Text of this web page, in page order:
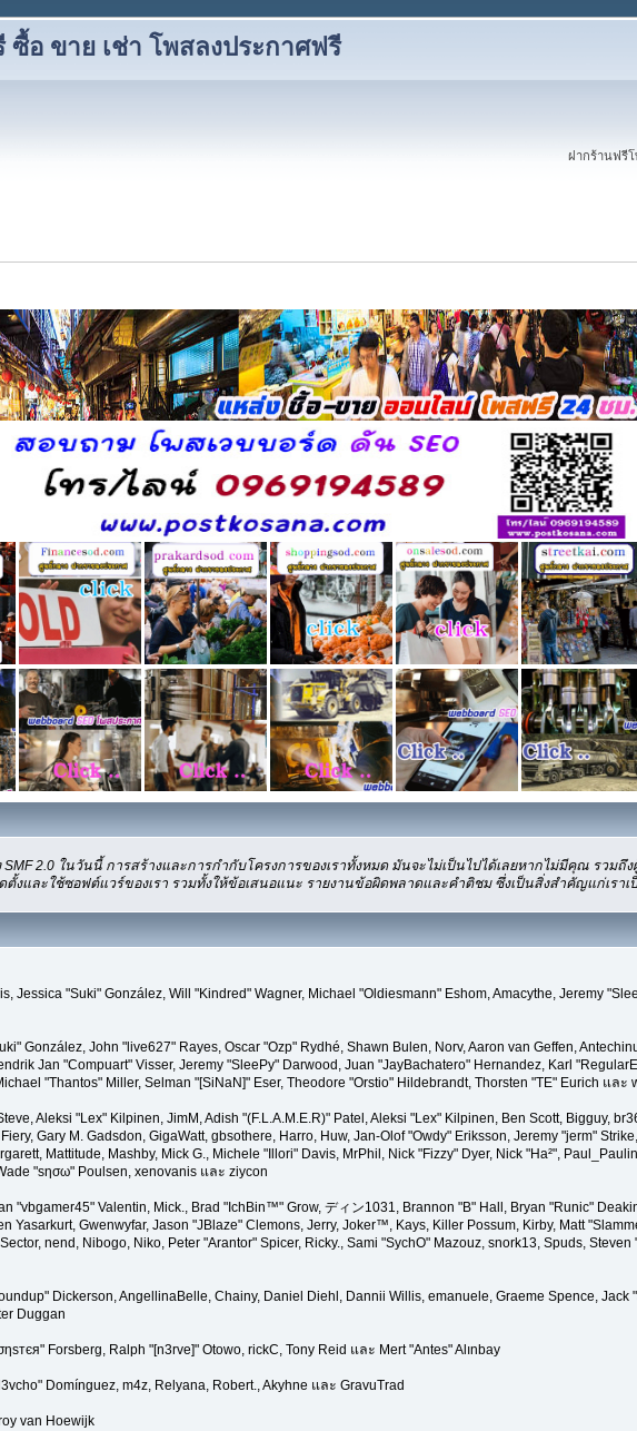
อ ขาย เช่า โพสลงประกาศฟรี
ฝากร้านฟรีโ
2.0 ในวันนี้ การสร้างและการกำกับโครงการของเราทั้งหมด มันจะไม่เป็นไปได้เลยหากไม่มีคุณ รวมถึง
ตั้งและใช้ซอฟต์แวร์ของเรา รวมทั้งให้ข้อเสนอแนะ รายงานข้อผิดพลาดและคำติชม ซึ่งเป็นสิ่งสำคัญแก่เราเ
Jessica "Suki" González, Will "Kindred" Wagner, Michael "Oldiesmann" Eshom, Amacythe, Jeremy
González, John "live627" Rayes, Oscar "Ozp" Rydhé, Shawn Bulen, Norv, Aaron van Geffen,
Jan "Compuart" Visser, Jeremy "SleePy" Darwood, Juan "JayBachatero" Hernandez, Karl
"Thantos" Miller, Selman "[SiNaN]" Eser, Theodore "Orstio" Hildebrandt, Thorsten "TE" Eurich และ
Aleksi "Lex" Kilpinen, JimM, Adish "(F.L.A.M.E.R)" Patel, Aleksi "Lex" Kilpinen, Ben Scott, Bigguy,
Gary M. Gadsdon, GigaWatt, gbsothere, Harro, Huw, Jan-Olof "Owdy" Eriksson, Jeremy "jerm"
Mattitude, Mashby, Mick G., Michele "Illori" Davis, MrPhil, Nick "Fizzy" Dyer, Nick "Ha²",
"sησω" Poulsen, xenovanis และ ziycon
"vbgamer45" Valentin, Mick., Brad "IchBin™" Grow, ディン1031, Brannon "B" Hall, Bryan "Runic"
Yasarkurt, Gwenwyfar, Jason "JBlaze" Clemons, Jerry, Joker™, Kays, Killer Possum, Kirby, Matt
nend, Nibogo, Niko, Peter "Arantor" Spicer, Ricky., Sami "SychO" Mazouz, snork13, Spuds, Steven
Dickerson, AngellinaBelle, Chainy, Daniel Diehl, Dannii Willis, emanuele, Graeme Spence, Jack
Duggan
Forsberg, Ralph "[n3rve]" Otowo, rickC, Tony Reid และ Mert "Antes" Alınbay
Domínguez, m4z, Relyana, Robert., Akyhne และ GravuTrad
van Hoewijk